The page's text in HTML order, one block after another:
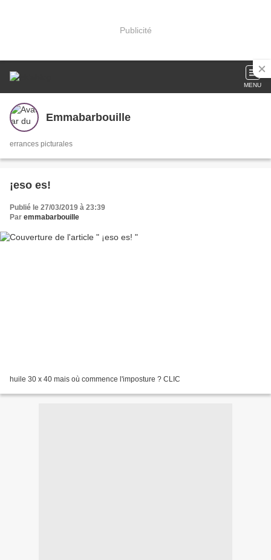
Publicité
MENU
Emmabarbouille
errances picturales
¡eso es!
Publié le 27/03/2019 à 23:39
Par emmabarbouille
huile 30 x 40 mais où commence l'imposture ? CLIC